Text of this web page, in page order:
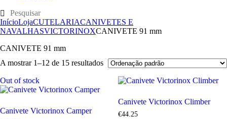
InícioLojaCUTELARIACANIVETES E
NAVALHASVICTORINOXCANIVETE 91 mm
CANIVETE 91 mm
A mostrar 1–12 de 15 resultados
Out of stock
Canivete Victorinox Camper
Canivete Victorinox Climber
€44.25